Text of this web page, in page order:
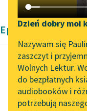
Katalog DAISY
Podkasty o książkach
Aktualności
Zapraszamy na
online z tłumaczkami
literatury
Spotkanie z Katarzyną
Dzień dobry moi
Nazywam się
zaszczyt i
Wolnych Lektur.
do bezpłatnych
audiobooków i
potrzebują
Epika Zofii